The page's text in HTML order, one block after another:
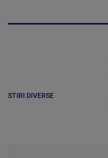
STIRI DIVERSE